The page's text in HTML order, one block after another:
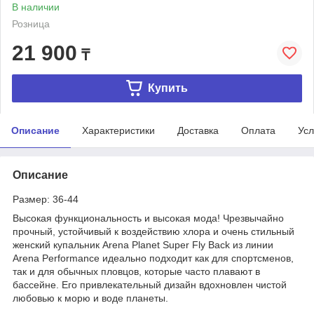
В наличии
Розница
21 900 ₸
Купить
Описание Характеристики Доставка Оплата
Описание
Размер: 36-44
Высокая функциональность и высокая мода! Чрезвычайно
прочный, устойчивый к воздействию хлора и очень стильный
женский купальник Arena Planet Super Fly Back из линии
Arena Performance идеально подходит как для спортсменов,
так и для обычных пловцов, которые часто плавают в
бассейне. Его привлекательный дизайн вдохновлен чистой
любовью к морю и воде планеты.